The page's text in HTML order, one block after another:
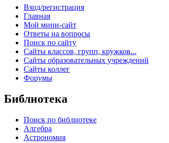
Вход/регистрация
Главная
Мой мини-сайт
Ответы на вопросы
Поиск по сайту
Сайты классов, групп, кружков...
Сайты образовательных учреждений
Сайты коллег
Форумы
Библиотека
Поиск по библиотеке
Алгебра
Астрономия